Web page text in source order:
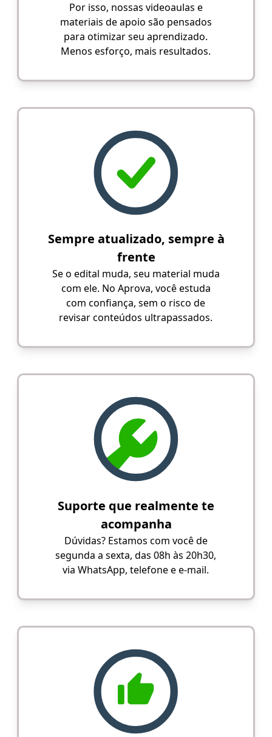
Por isso, nossas videoaulas e
materiais de apoio são pensados
para otimizar seu aprendizado.
Menos esforço, mais resultados.
Sempre atualizado, sempre à
frente
Se o edital muda, seu material muda
com ele. No Aprova, você estuda
com confiança, sem o risco de
revisar conteúdos ultrapassados.
Suporte que realmente te
acompanha
Dúvidas? Estamos com você de
segunda a sexta, das 08h às 20h30,
via WhatsApp, telefone e e-mail.